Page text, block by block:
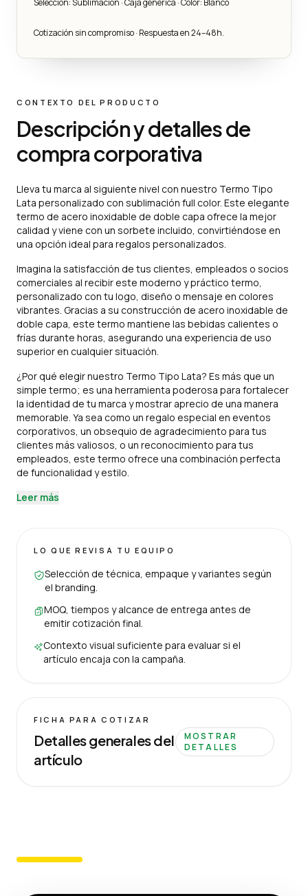
Cotización sin compromiso · Respuesta en 24–48h.
CONTEXTO DEL PRODUCTO
Descripción y detalles de
compra corporativa
Lleva tu marca al siguiente nivel con nuestro Termo Tipo
Lata personalizado con sublimación full color. Este elegante
termo de acero inoxidable de doble capa ofrece la mejor
calidad y viene con un sorbete incluido, convirtiéndose en
una opción ideal para regalos personalizados.
Imagina la satisfacción de tus clientes, empleados o socios
comerciales al recibir este moderno y práctico termo,
personalizado con tu logo, diseño o mensaje en colores
vibrantes. Gracias a su construcción de acero inoxidable de
doble capa, este termo mantiene las bebidas calientes o
frías durante horas, asegurando una experiencia de uso
superior en cualquier situación.
¿Por qué elegir nuestro Termo Tipo Lata? Es más que un
simple termo; es una herramienta poderosa para fortalecer
la identidad de tu marca y mostrar aprecio de una manera
memorable. Ya sea como un regalo especial en eventos
corporativos, un obsequio de agradecimiento para tus
clientes más valiosos, o un reconocimiento para tus
empleados, este termo ofrece una combinación perfecta
de funcionalidad y estilo.
Leer más
LO QUE REVISA TU EQUIPO
Selección de técnica, empaque y variantes según
el branding.
MOQ, tiempos y alcance de entrega antes de
emitir cotización final.
Contexto visual suficiente para evaluar si el
artículo encaja con la campaña.
FICHA PARA COTIZAR
Detalles generales del
artículo
MOSTRAR
DETALLES